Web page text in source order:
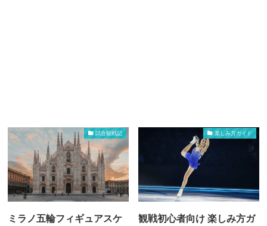
試合観戦記
ミラノ五輪フィギュアスケ
楽しみ方ガイド
観戦初心者向け 楽しみ方ガ